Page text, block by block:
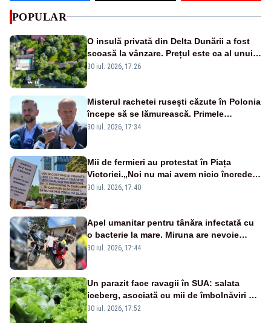
POPULAR
O insulă privată din Delta Dunării a fost
scoasă la vânzare. Prețul este ca al unui
apartament de lux
30 iul. 2026, 17:26
Misterul rachetei rusești căzute în Polonia
începe să se lămurească. Primele
concluzii ale anchetei
30 iul. 2026, 17:34
Mii de fermieri au protestat în Piața
Victoriei.„Noi nu mai avem nicio încredere
în conducere, demisia”-VIDEO
30 iul. 2026, 17:40
Apel umanitar pentru tânăra infectată cu
o bacterie la mare. Miruna are nevoie
urgentă de sânge și trombocite
30 iul. 2026, 17:44
Un parazit face ravagii în SUA: salata
iceberg, asociată cu mii de îmbolnăviri și
pierderi pentru restaurante
30 iul. 2026, 17:52